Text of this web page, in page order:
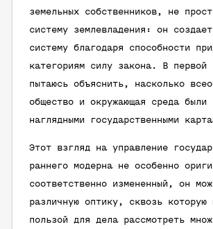
земельных собственников, не
систему землевладения: он
систему благодаря способности
категориям силу закона. В первой
пытаюсь объяснить, насколько
общество и окружающая среда были
наглядными государственными
Этот взгляд на управление
раннего модерна не особенно
соответственно измененный, он
различную оптику, сквозь которую
пользой для дела рассмотреть